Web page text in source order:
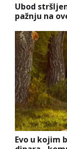
Ubod
pažnju na
Evo u kojim